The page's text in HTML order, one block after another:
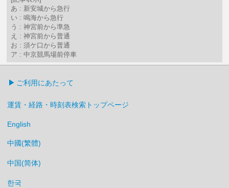
あ : 新安城から急行
い : 鳴海から急行
う : 神宮前から準急
え : 神宮前から普通
お : 須ケ口から普通
ア : 中京競馬場前停車
ご利用にあたって
運賃・経路・時刻表検索トップページ
English
中國(繁體)
中国(简体)
한국